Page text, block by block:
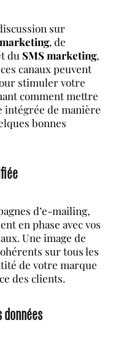
sur
, de
du SMS marketing,
canaux peuvent
stimuler votre
comment mettre
intégrée de manière
bonnes
d’e-mailing,
en phase avec vos
Une image de
sur tous les
de votre marque
des clients.
données